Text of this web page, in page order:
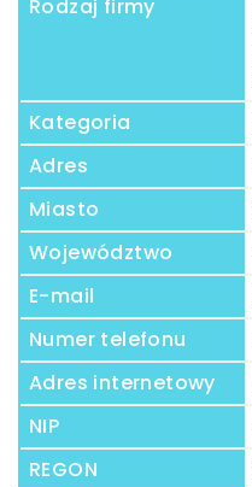
Rodzaj firmy
Kategoria
Adres
Miasto
Województwo
E-mail
Numer telefonu
Adres internetowy
NIP
REGON